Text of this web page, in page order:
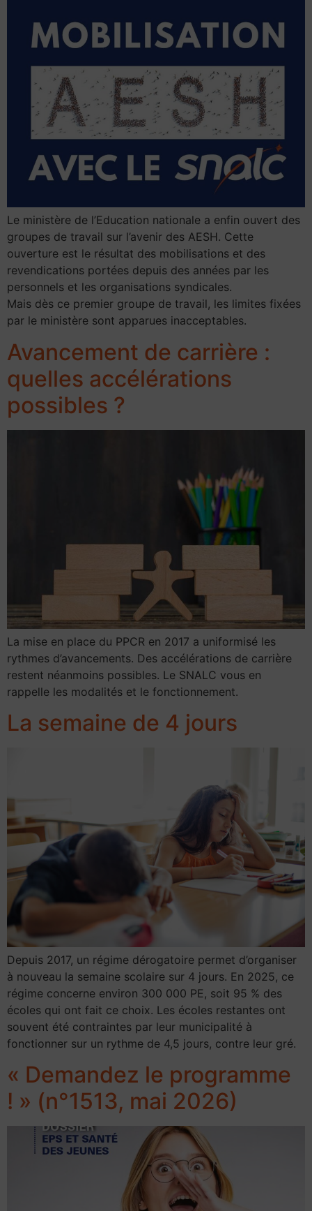
Le ministère de l’Education nationale a enfin ouvert des
groupes de travail sur l’avenir des AESH. Cette
ouverture est le résultat des mobilisations et des
revendications portées depuis des années par les
personnels et les organisations syndicales.
Mais dès ce premier groupe de travail, les limites fixées
par le ministère sont apparues inacceptables.
Avancement de carrière :
quelles accélérations
possibles ?
La mise en place du PPCR en 2017 a uniformisé les
rythmes d’avancements. Des accélérations de carrière
restent néanmoins possibles. Le SNALC vous en
rappelle les modalités et le fonctionnement.
La semaine de 4 jours
Depuis 2017, un régime dérogatoire permet d’organiser
à nouveau la semaine scolaire sur 4 jours. En 2025, ce
régime concerne environ 300 000 PE, soit 95 % des
écoles qui ont fait ce choix. Les écoles restantes ont
souvent été contraintes par leur municipalité à
fonctionner sur un rythme de 4,5 jours, contre leur gré.
« Demandez le programme
! » (n°1513, mai 2026)